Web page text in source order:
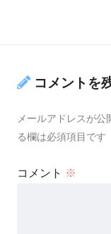
コメントを
メールアドレスが公
る欄は必須項目です
コメント ※